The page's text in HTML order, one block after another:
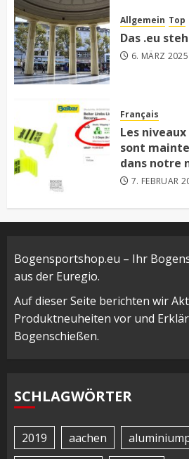
Allgemein Top
Das .eu
6. MÄRZ 2025
Français
Les
sont
dans notre
7. FEBRUAR
Bogensportshop.eu – Ihr
aus der Euregio.
Auf dieser Seite berichten wir
Produktneuheiten vor und
Bogenschießen.
SCHLAGWÖRTER
2019 aachen